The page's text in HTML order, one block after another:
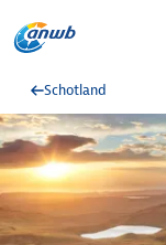
Schotland